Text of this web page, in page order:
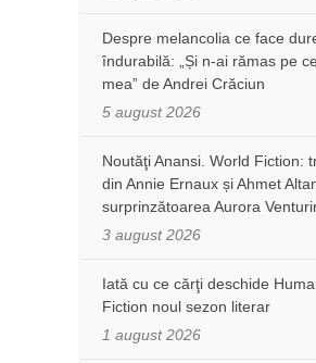
Despre melancolia ce face
îndurabilă: „Și n-ai rămas pe
mea” de Andrei Crăciun
5 august 2026
Noutăţi Anansi. World Fiction:
din Annie Ernaux și Ahmet
surprinzătoarea Aurora
3 august 2026
Iată cu ce cărţi deschide
Fiction noul sezon literar
1 august 2026